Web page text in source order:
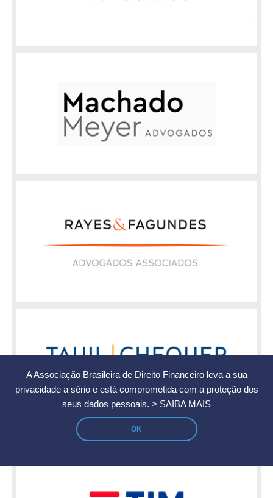
A Associação Brasileira de Direito Financeiro leva a sua
privacidade a sério e está comprometida com a proteção dos
seus dados pessoais. > SAIBA MAIS
OK